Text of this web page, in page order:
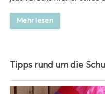
Mehr lesen
Tipps rund um die